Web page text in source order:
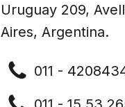
Uruguay 209,
Aires, Argentina.
011 -